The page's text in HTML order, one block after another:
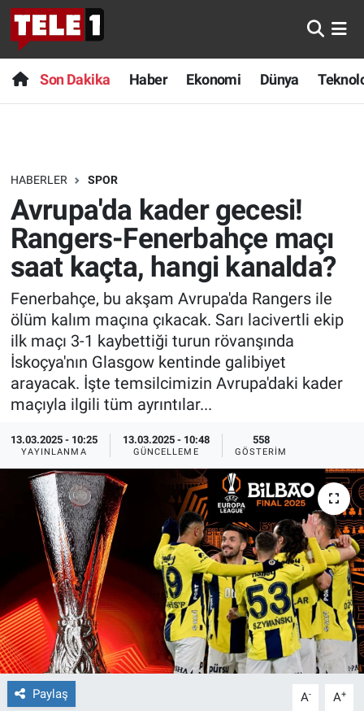
Son Dakika Haber Ekonomi Dünya
HABERLER SPOR
Avrupa'da kader gecesi!
Rangers-Fenerbahçe maçı
saat kaçta, hangi kanalda?
Fenerbahçe, bu akşam Avrupa'da Rangers ile
ölüm kalım maçına çıkacak. Sarı lacivertli ekip
ilk maçı 3-1 kaybettiği turun rövanşında
İskoçya'nın Glasgow kentinde galibiyet
arayacak. İşte temsilcimizin Avrupa'daki kader
maçıyla ilgili tüm ayrıntılar...
13.03.2025 - 10:25
YAYINLANMA
13.03.2025 - 10:48
GÜNCELLEME
558
GÖSTERIM
Paylaş A- A+
Anında Manşet
Başka Sohbetler
Bilim turu
Bilim ve Teknoloji Evreni
Doğa Konuşuyor
Dünya
Ege Saati
Ege'den Esintiler
Eğitim
Eğlence
Ekonomi
Forum
Gerçeğin İzinde
Gün Başlıyor
Gün Bitiyor
Son Dakika
Haber
Dünya
Teknoloji
Sağlık
Spor
Yayın Akışı
İletişim
Nöbetçi Eczaneler
Hava Durumu
Trafik Durumu
Süper Lig Puan Durumu ve Fikstür
Tüm Manşetler
Son Dakika Haberleri
Haber Arşivi